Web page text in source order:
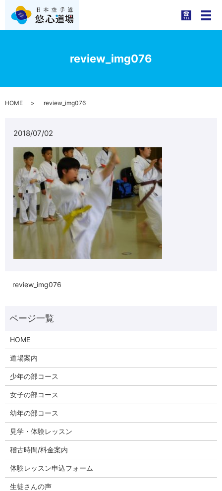
メ
review_img076
HOME review_img076
2018/07/02
review_img076
HOME
道場案内
少年の部コース
女子の部コース
幼年の部コース
見学・体験レッスン
稽古時間/料金案内
体験レッスン申込フォーム
生徒さんの声